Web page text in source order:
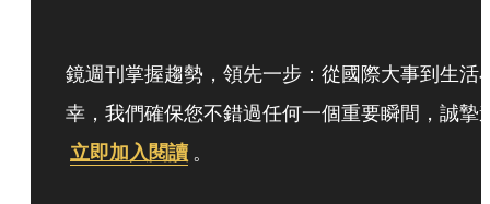
鏡週刊掌握趨勢，領先一步：從國際大事到生活
幸，我們確保您不錯過任何一個重要瞬間，誠摯
立即加入閱讀 。